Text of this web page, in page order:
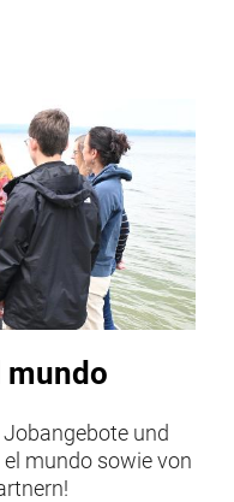
mundo
und
mundo sowie von